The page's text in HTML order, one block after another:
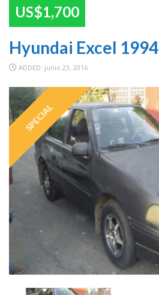
US$1,700
Hyundai Excel 1994
ADDED: junio 23, 2016
SPECIAL